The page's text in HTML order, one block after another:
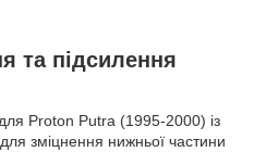
та підсилення
Proton Putra (1995-2000) із
зміцнення нижньої частини